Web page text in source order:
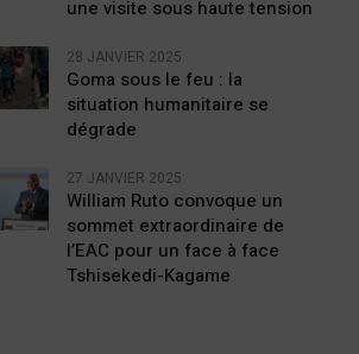
une visite sous haute tension
28 JANVIER 2025
Goma sous le feu : la
situation humanitaire se
dégrade
27 JANVIER 2025
William Ruto convoque un
sommet extraordinaire de
l’EAC pour un face à face
Tshisekedi-Kagame